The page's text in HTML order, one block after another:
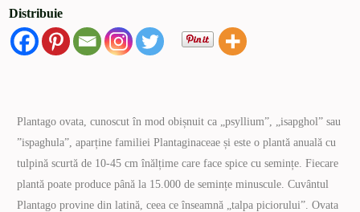
Distribuie
Plantago ovata, cunoscut în mod obișnuit ca „psyllium”, „isapghol” sau
”ispaghula”, aparține familiei Plantaginaceae și este o plantă anuală cu
tulpină scurtă de 10-45 cm înălțime care face spice cu semințe. Fiecare
plantă poate produce până la 15.000 de semințe minuscule. Cuvântul
Plantago provine din latină, ceea ce înseamnă „talpa piciorului”. Ovata